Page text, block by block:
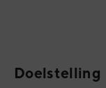
Doelstelling